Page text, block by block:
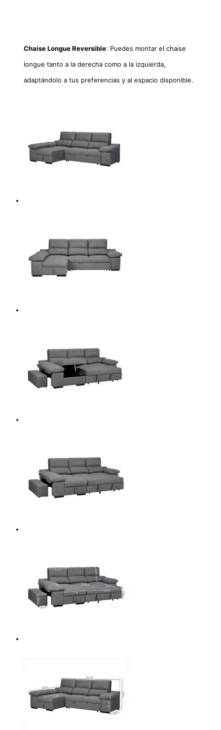
Chaise Longue Reversible: Puedes montar el chaise
longue tanto a la derecha como a la izquierda,
adaptándolo a tus preferencias y al espacio disponible.